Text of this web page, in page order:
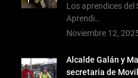
Los aprendices del
Aprendi…
Noviembre 12,
Alcalde Galán y
secretaria de